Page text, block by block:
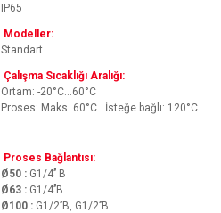
IP65
Modeller:
Standart
Çalışma Sıcaklığı Aralığı:
Ortam: -20°C…60°C
Proses: Maks. 60°C İsteğe bağlı: 120°C
Proses Bağlantısı:
Ø50 : G1/4’’ B
Ø63 : G1/4’’B
Ø100 : G1/2’’B, G1/2’’B